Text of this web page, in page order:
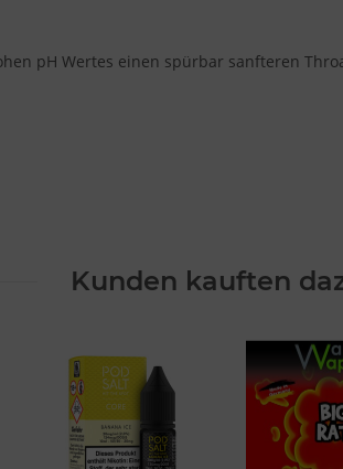
pH Wertes einen spürbar sanfteren
Kunden kauften